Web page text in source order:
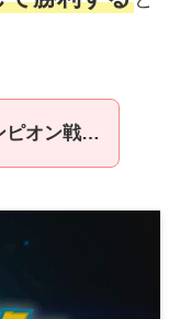
ピオン戦…